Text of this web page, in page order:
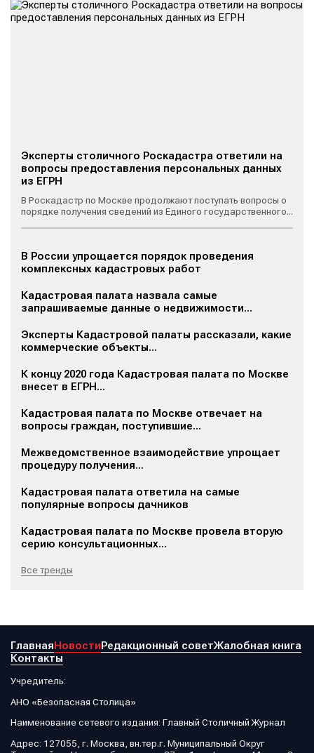
Эксперты столичного Роскадастра ответили на
вопросы предоставления персональных данных
из ЕГРН
В Роскадастр по Москве продолжают поступать вопросы о
порядке получения сведений из Единого государственного...
В России упрощается порядок проведения
комплексных кадастровых работ
Кадастровая палата назвала самые
запрашиваемые данные о недвижимости...
Эксперты Кадастровой палаты рассказали, какие
коммерческие объекты...
К концу 2020 года Кадастровая палата по Москве
внесет в ЕГРН...
Кадастровая палата по Москве отвечает на
вопросы граждан, поступившие...
Межведомственное взаимодействие упрощает
процедуру получения...
Кадастровая палата ответила на самые
популярные вопросы дачников
Кадастровая палата по Москве провела вторую
серию консультационных...
Все тренды
ГлавнаяНовостиРедакционный советЖалобная книга
Контакты
Учредитель:
АНО «Безопасная Столица»
Наименование сетевого издания: Главный Столичный Журнал
Адрес: 127055, г. Москва, вн.тер.г. Муниципальный Округ